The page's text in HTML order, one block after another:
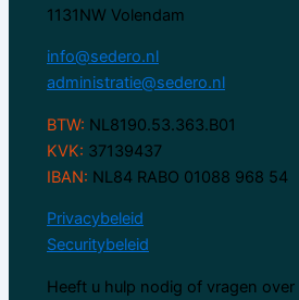
1131NW Volendam
info@sedero.nl
administratie@sedero.nl
BTW: NL8190.53.363.B01
KVK: 37139437
IBAN: NL84 RABO 01088 968 54
Privacybeleid
Securitybeleid
Heeft u hulp nodig of vragen